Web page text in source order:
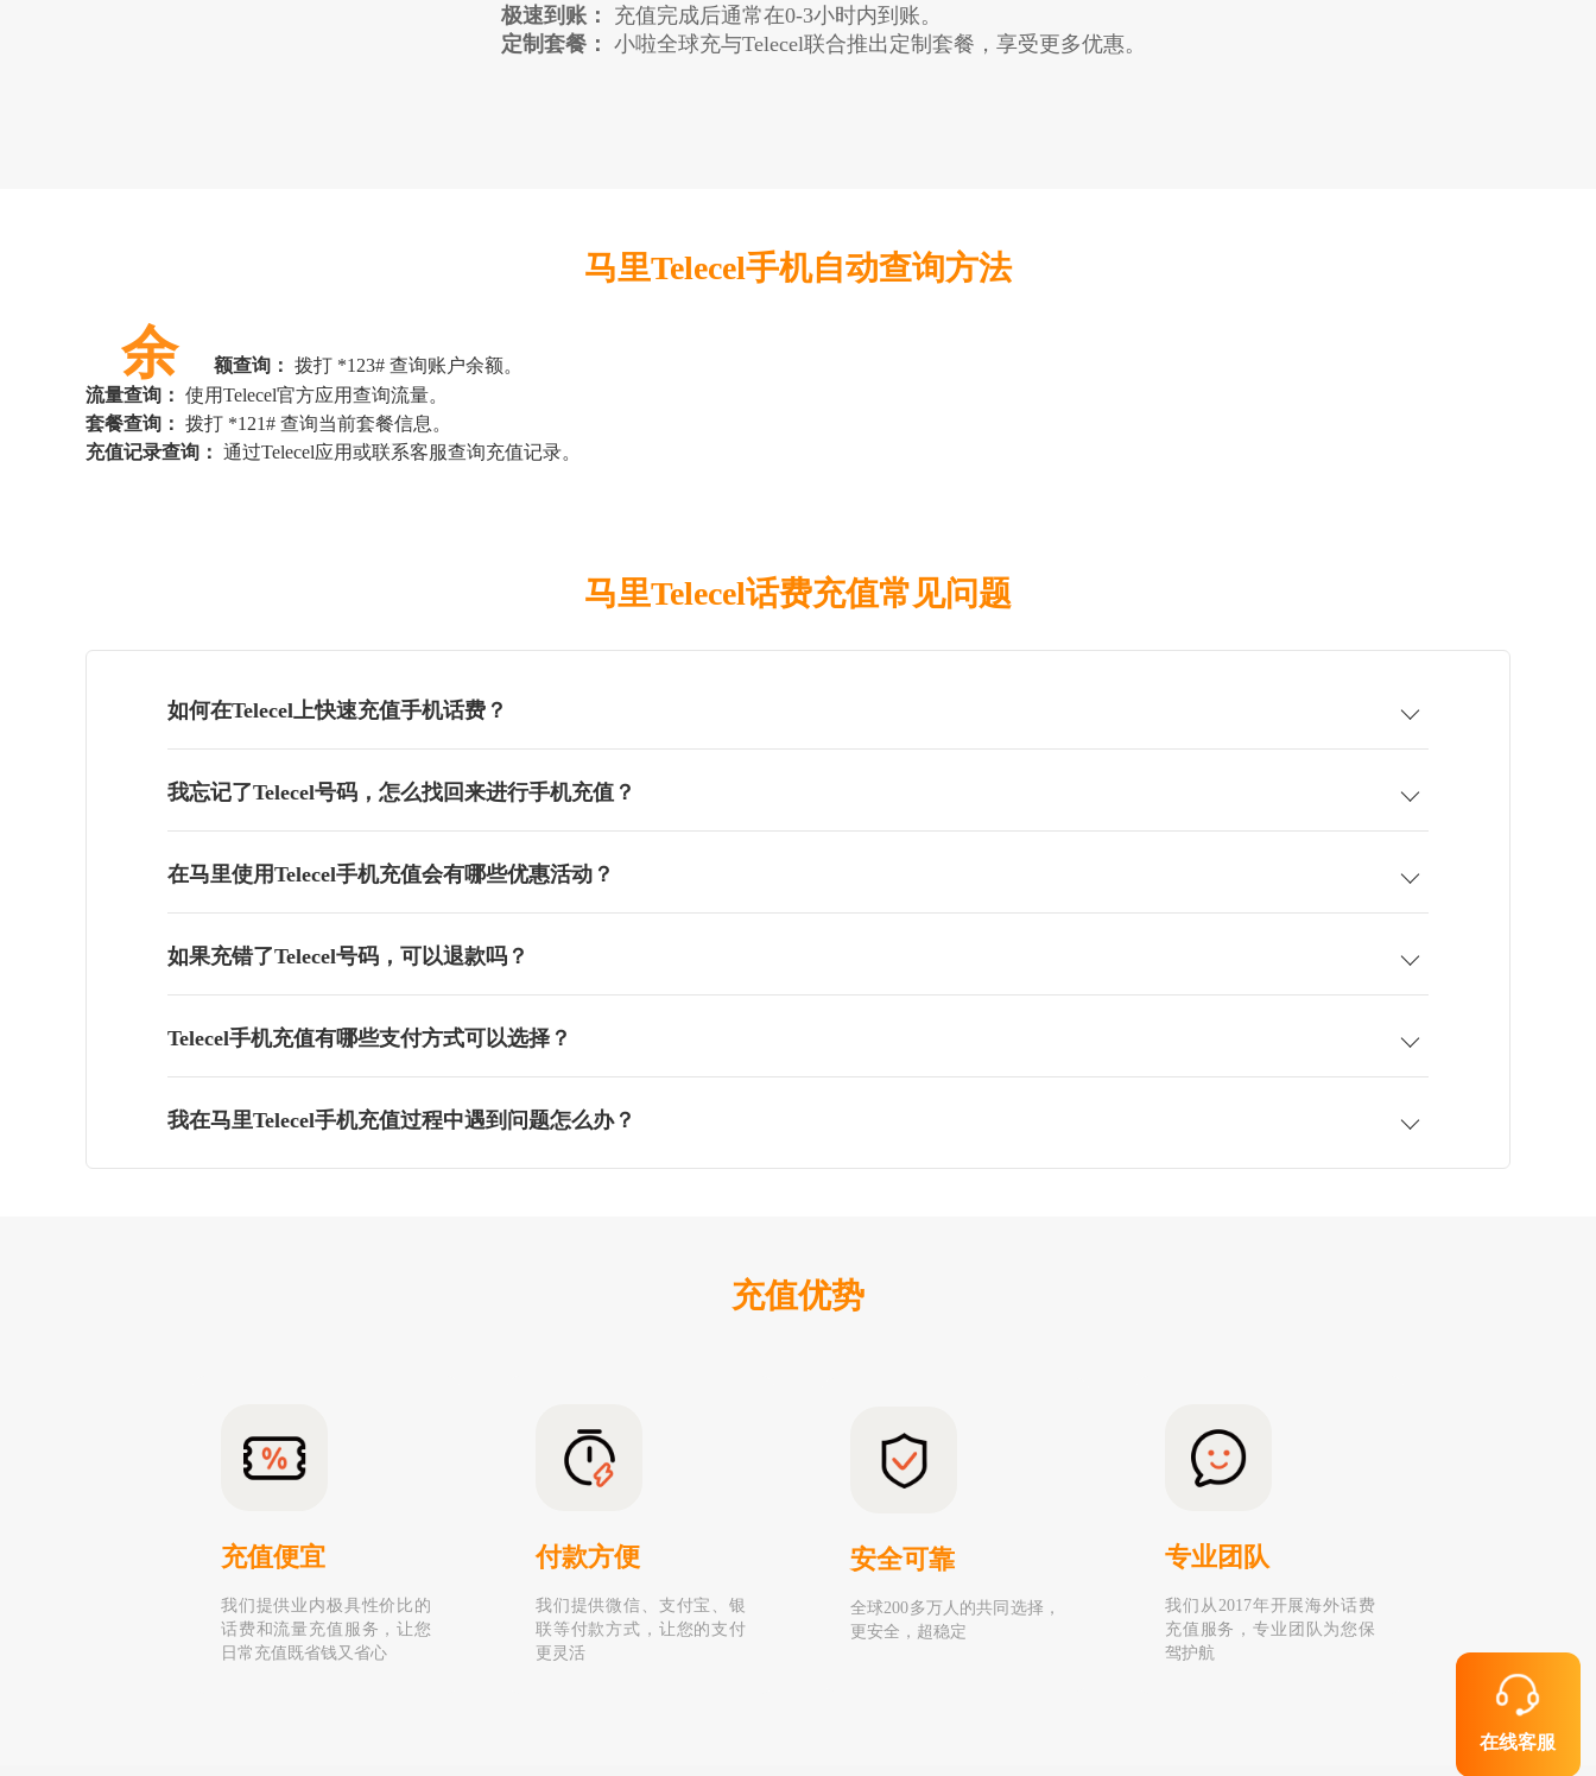
在线客服
极速到账：
充值完成后通常在0-3小时内到账。
定制套餐： 小啦全球充与Telecel联合推出定制套餐，享受更多优惠。
马里Telecel手机自动查询方法
余 额查询： 拨打 *123# 查询账户余额。
流量查询： 使用Telecel官方应用查询流量。
套餐查询： 拨打 *121# 查询当前套餐信息。
充值记录查询： 通过Telecel应用或联系客服查询充值记录。
马里Telecel话费充值常见问题
如何在Telecel上快速充值手机话费？
我忘记了Telecel号码，怎么找回来进行手机充值？
在马里使用Telecel手机充值会有哪些优惠活动？
如果充错了Telecel号码，可以退款吗？
Telecel手机充值有哪些支付方式可以选择？
我在马里Telecel手机充值过程中遇到问题怎么办？
充值优势
充值便宜
我们提供业内极具性价比的
话费和流量充值服务，让您
日常充值既省钱又省心
付款方便
我们提供微信、支付宝、银
联等付款方式，让您的支付
更灵活
安全可靠
全球200多万人的共同选择，
更安全，超稳定
专业团队
我们从2017年开展海外话费
充值服务，专业团队为您保
驾护航